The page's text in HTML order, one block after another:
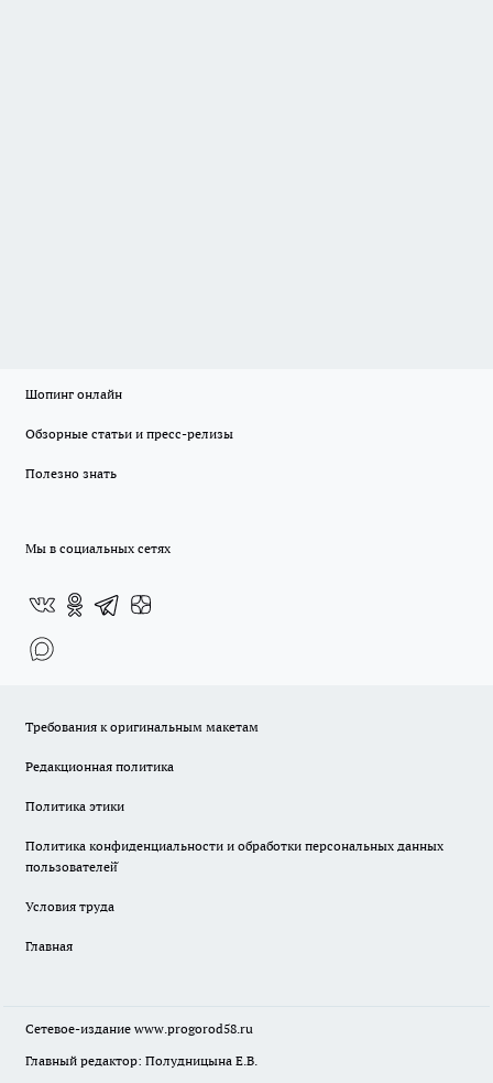
Шопинг онлайн
Обзорные статьи и пресс-релизы
Полезно знать
Мы в социальных сетях
Требования к оригинальным макетам
Редакционная политика
Политика этики
Политика конфиденциальности и обработки персональных данных
пользователей̆
Условия труда
Главная
Сетевое-издание www.progorod58.ru
Главный редактор: Полудницына Е.В.